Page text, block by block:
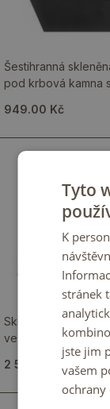
Šestihranná
pod krbová kamna
abstraktních tvarech
949.00 Kč
Skleněná podložka
ve tvaru čtvrtkruhu
2 549.00 Kč
Tyto
K
stránek
jste jim
vašem
ochrany